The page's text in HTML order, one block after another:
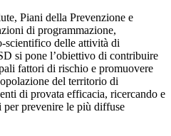
Piani della Prevenzione e
di programmazione,
scientifico delle attività di
si pone l’obiettivo di contribuire
fattori di rischio e promuovere
del territorio di
di provata efficacia, ricercando e
prevenire le più diffuse